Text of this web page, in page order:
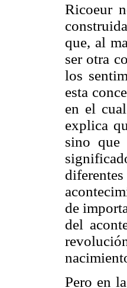
Ricoeur
que, al
ser otra
los
esta
en el
explica
sino que
de
del
Pero en